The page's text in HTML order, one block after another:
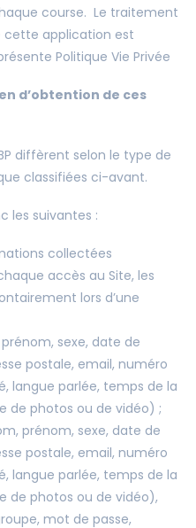
course. Le traitement
cette application est
Politique Vie Privée
d’obtention de ces
diffèrent selon le type de
classifiées ci-avant.
les suivantes :
collectées
accès au Site, les
lors d’une
sexe, date de
postale, email, numéro
langue parlée, temps de la
de photos ou de vidéo) ;
prénom, sexe, date de
postale, email, numéro
langue parlée, temps de la
de photos ou de vidéo),
mot de passe,